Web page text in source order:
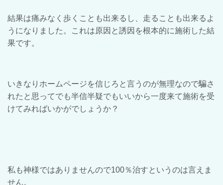
結果は痛みなく歩くことも出来るし、走ることも出来るよ
うになりました。これは原因と誘因を根本的に施術した結
果です。
いきなりホームページを信じろと言うのが無理なので騙さ
れたと思ってでも半信半疑でもいいから一度来て施術を受
けてみればいかがでしょうか？
私も神様ではありませんので100％治すというのは言えま
せん。